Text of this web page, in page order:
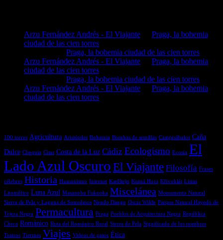
Arzu Fernández Andrés - El Viajante
Praga, la bohemia
ciudad de las cien torres
Praga, la bohemia ciudad de las cien torres
Arzu Fernández Andrés - El Viajante
Praga, la bohemia
ciudad de las cien torres
Praga, la bohemia ciudad de las cien torres
Arzu Fernández Andrés - El Viajante
Praga, la bohemia
ciudad de las cien torres
100 torres Agricultura Aristóteles Bohemia Bombas de semillas Campisábalos Caña
Dulce Chequia Citas Costa de la Luz Cádiz Ecologismo Ecosia El
Lado Azul Oscuro El Viajante Filosofía Frases
célebres Historia Humanismo Internet Karlštejn Kutná Hora Křivoklát Listas
Litoměřice Luna Azul Masanobu Fukuoka Miscelánea Monumento Natural
Sierra de Pela y Laguna de Somolinos Nendo Dango Oscar Wilde Parque Natural Hayedo de
Tejera Negra Permacultura Praga Pueblos de Arquitectura Negra República
Checa Románico Ruta del Románico Rural Sierra de Pela Significado de los nombres
Teatros Tiermes Viajes Videos de gatos Ética